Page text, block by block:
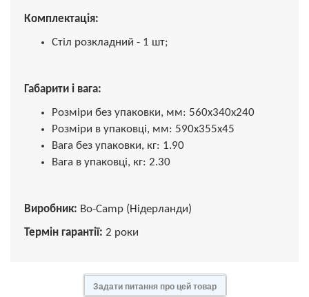
Комплектація:
Стіл розкладний - 1 шт;
Габарити і вага:
Розміри без упаковки, мм: 560x340х240
Розміри в упаковці, мм: 590х355х45
Вага без упаковки, кг: 1.90
Вага в упаковці, кг: 2.30
Виробник: Bo-Camp (Нідерланди)
Термін гарантії: 2 роки
Задати питання про цей товар